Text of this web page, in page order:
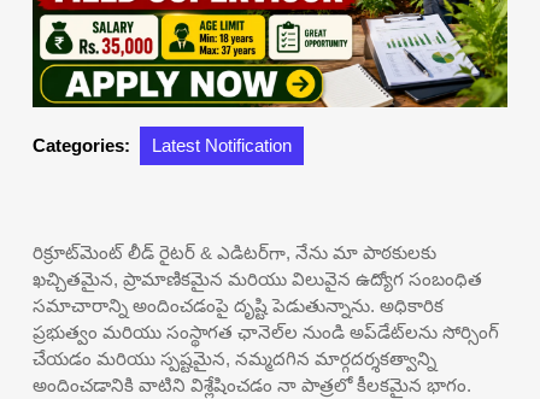
Categories: Latest Notification
రిక్రూట్‌మెంట్ లీడ్ రైటర్ & ఎడిటర్‌గా, నేను మా పాఠకులకు
ఖచ్చితమైన, ప్రామాణికమైన మరియు విలువైన ఉద్యోగ సంబంధిత
సమాచారాన్ని అందించడంపై దృష్టి పెడుతున్నాను. అధికారిక
ప్రభుత్వం మరియు సంస్థాగత ఛానెల్‌ల నుండి అప్‌డేట్‌లను సోర్సింగ్
చేయడం మరియు స్పష్టమైన, నమ్మదగిన మార్గదర్శకత్వాన్ని
అందించడానికి వాటిని విశ్లేషించడం నా పాత్రలో కీలకమైన భాగం.